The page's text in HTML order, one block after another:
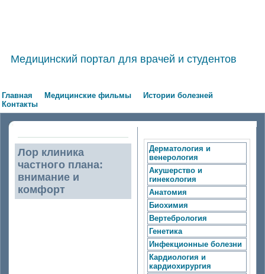
Медицинский портал для врачей и студентов
Главная Медицинские фильмы
Истории болезней
Контакты
Лор клиника
частного плана:
внимание и
комфорт
Дерматология и
венерология
Акушерство и
гинекология
Анатомия
Биохимия
Вертебрология
Генетика
Инфекционные болезни
Кардиология и
кардиохирургия